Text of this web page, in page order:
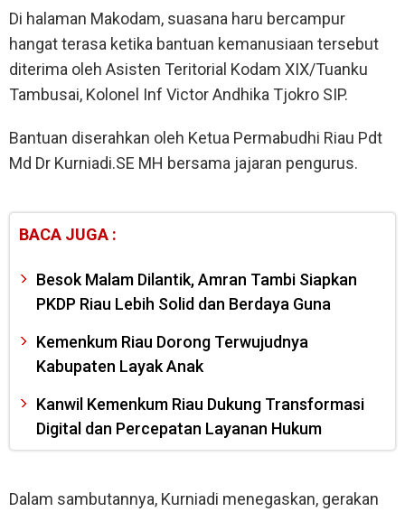
Di halaman Makodam, suasana haru bercampur
hangat terasa ketika bantuan kemanusiaan tersebut
diterima oleh Asisten Teritorial Kodam XIX/Tuanku
Tambusai, Kolonel Inf Victor Andhika Tjokro SIP.
Bantuan diserahkan oleh Ketua Permabudhi Riau Pdt
Md Dr Kurniadi.SE MH bersama jajaran pengurus.
BACA JUGA :
Besok Malam Dilantik, Amran Tambi Siapkan
PKDP Riau Lebih Solid dan Berdaya Guna
Kemenkum Riau Dorong Terwujudnya
Kabupaten Layak Anak
Kanwil Kemenkum Riau Dukung Transformasi
Digital dan Percepatan Layanan Hukum
Dalam sambutannya, Kurniadi menegaskan, gerakan